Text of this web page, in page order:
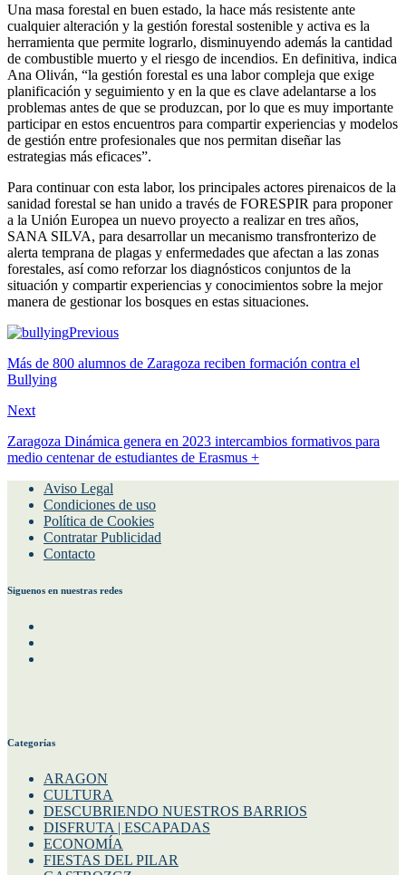
Una masa forestal en buen estado, la hace más resistente ante
cualquier alteración y la gestión forestal sostenible y activa es la
herramienta que permite lograrlo, disminuyendo además la cantidad
de combustible muerto y el riesgo de incendios. En definitiva, indica
Ana Oliván, “la gestión forestal es una labor compleja que exige
planificación y seguimiento y en la que es clave adelantarse a los
problemas antes de que se produzcan, por lo que es muy importante
participar en estos encuentros para compartir experiencias y modelos
de gestión entre profesionales que nos permitan diseñar las
estrategias más eficaces”.
Para continuar con esta labor, los principales actores pirenaicos de la
sanidad forestal se han unido a través de FORESPIR para proponer
a la Unión Europea un nuevo proyecto a realizar en tres años,
SANA SILVA, para desarrollar un mecanismo transfronterizo de
alerta temprana de plagas y enfermedades que afectan a las zonas
forestales, así como reforzar los diagnósticos conjuntos de la
situación y compartir experiencias y conocimientos sobre la mejor
manera de gestionar los bosques en estas situaciones.
Previous
Más de 800 alumnos de Zaragoza reciben formación contra el
Bullying
Next
Zaragoza Dinámica genera en 2023 intercambios formativos para
medio centenar de estudiantes de Erasmus +
Aviso Legal
Condiciones de uso
Política de Cookies
Contratar Publicidad
Contacto
Siguenos en nuestras redes
Categorías
ARAGON
CULTURA
DESCUBRIENDO NUESTROS BARRIOS
DISFRUTA | ESCAPADAS
ECONOMÍA
FIESTAS DEL PILAR